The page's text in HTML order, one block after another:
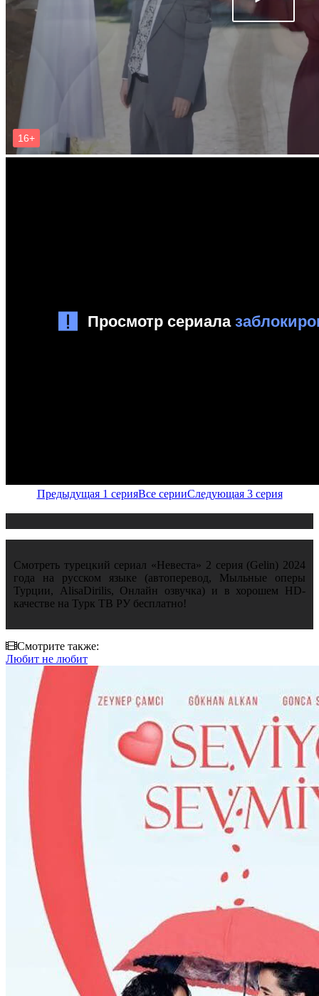
Предыдущая 1 серияВсе серииСледующая 3 серия
Смотреть турецкий сериал «Невеста» 2 серия (Gelin) 2024
года на русском языке (автоперевод, Мыльные оперы
Турции, AlisaDirilis, Онлайн озвучка) и в хорошем HD-
качестве на Турк ТВ РУ бесплатно!
Смотрите также:
Любит не любит